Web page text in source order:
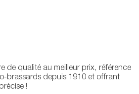
de qualité au meilleur prix, référence
brassards depuis 1910 et offrant
!